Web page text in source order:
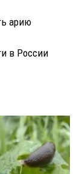
арию
в России